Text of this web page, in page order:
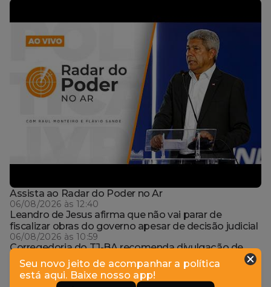
Assista ao Radar do Poder no Ar
06/08/2026 às 12:40
Leandro de Jesus afirma que não vai parar de
fiscalizar obras do governo apesar de decisão judicial
06/08/2026 às 10:59
Corregedoria do TJ-BA recomenda divulgação de
horários preferenciais para atendimento de
magistrados
06/08/2026 às 09:52
Seu novo jeito de acompanhar a política
está aqui. Baixe nosso app!